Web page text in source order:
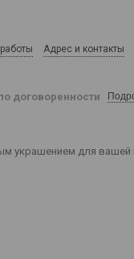
Адрес и контакты
договоренности
украшением для